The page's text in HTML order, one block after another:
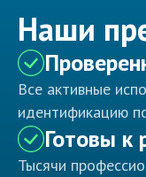
Наши
Все активные
идентификацию
Готовы к
Тысячи